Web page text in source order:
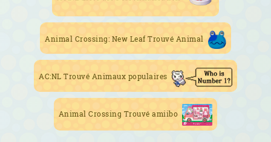
Animal Crossing: New Leaf Trouvé Animal
AC:NL Trouvé Animaux populaires
Animal Crossing Trouvé amiibo